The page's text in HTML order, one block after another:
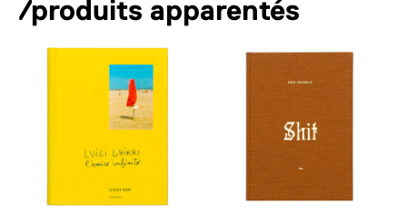
qu'il
t
/produits apparentés